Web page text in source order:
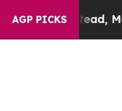
AGP PICKS